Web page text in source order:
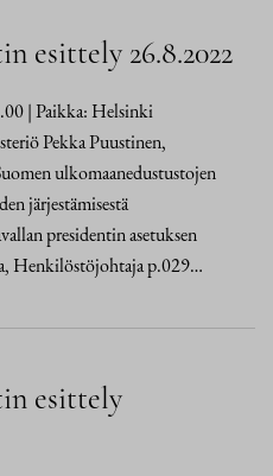
esittely 26.8.2022
| Paikka: Helsinki
Pekka Puustinen,
ulkomaanedustustojen
järjestämisestä
presidentin asetuksen
Henkilöstöjohtaja p.029…
esittely